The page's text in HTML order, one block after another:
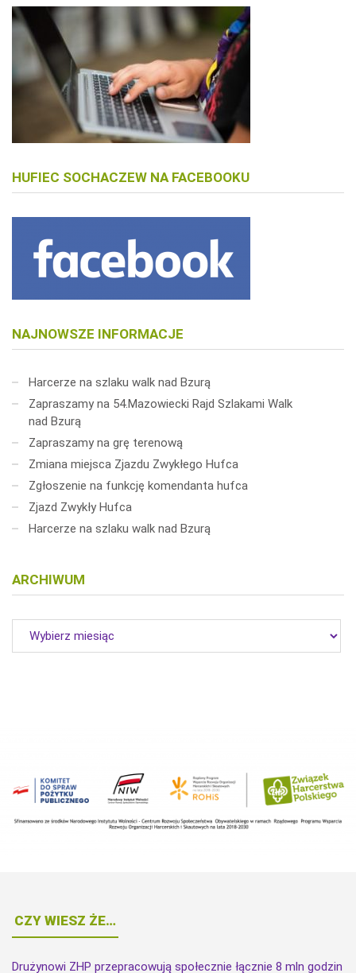
HUFIEC SOCHACZEW NA FACEBOOKU
NAJNOWSZE INFORMACJE
Harcerze na szlaku walk nad Bzurą
Zapraszamy na 54.Mazowiecki Rajd Szlakami Walk
nad Bzurą
Zapraszamy na grę terenową
Zmiana miejsca Zjazdu Zwykłego Hufca
Zgłoszenie na funkcję komendanta hufca
Zjazd Zwykły Hufca
Harcerze na szlaku walk nad Bzurą
ARCHIWUM
Archiwum
CZY WIESZ ŻE…
Drużynowi ZHP przepracowują społecznie łącznie 8 mln godzin